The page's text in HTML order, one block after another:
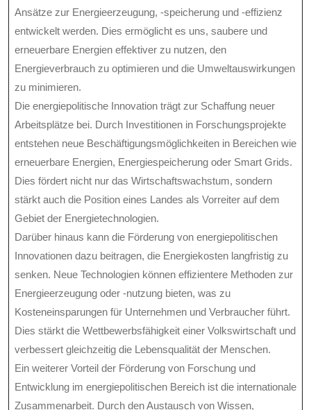
Ansätze zur Energieerzeugung, -speicherung und -effizienz
entwickelt werden. Dies ermöglicht es uns, saubere und
erneuerbare Energien effektiver zu nutzen, den
Energieverbrauch zu optimieren und die Umweltauswirkungen
zu minimieren.
Die energiepolitische Innovation trägt zur Schaffung neuer
Arbeitsplätze bei. Durch Investitionen in Forschungsprojekte
entstehen neue Beschäftigungsmöglichkeiten in Bereichen wie
erneuerbare Energien, Energiespeicherung oder Smart Grids.
Dies fördert nicht nur das Wirtschaftswachstum, sondern
stärkt auch die Position eines Landes als Vorreiter auf dem
Gebiet der Energietechnologien.
Darüber hinaus kann die Förderung von energiepolitischen
Innovationen dazu beitragen, die Energiekosten langfristig zu
senken. Neue Technologien können effizientere Methoden zur
Energieerzeugung oder -nutzung bieten, was zu
Kosteneinsparungen für Unternehmen und Verbraucher führt.
Dies stärkt die Wettbewerbsfähigkeit einer Volkswirtschaft und
verbessert gleichzeitig die Lebensqualität der Menschen.
Ein weiterer Vorteil der Förderung von Forschung und
Entwicklung im energiepolitischen Bereich ist die internationale
Zusammenarbeit. Durch den Austausch von Wissen,